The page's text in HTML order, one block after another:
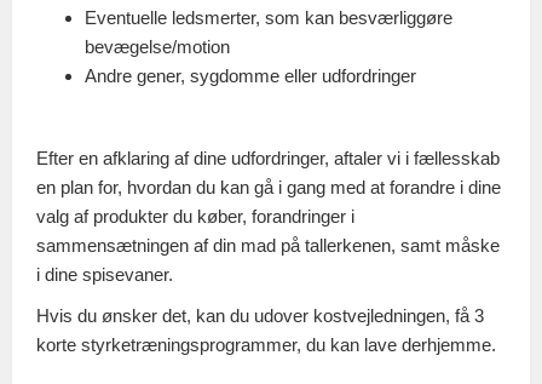
Eventuelle ledsmerter, som kan besværliggøre
bevægelse/motion
Andre gener, sygdomme eller udfordringer
Efter en afklaring af dine udfordringer, aftaler vi i fællesskab
en plan for, hvordan du kan gå i gang med at forandre i dine
valg af produkter du køber, forandringer i
sammensætningen af din mad på tallerkenen, samt måske
i dine spisevaner.
Hvis du ønsker det, kan du udover kostvejledningen, få 3
korte styrketræningsprogrammer, du kan lave derhjemme.